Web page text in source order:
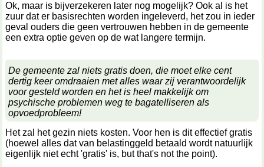
Ok, maar is bijverzekeren later nog mogelijk? Ook al is het
zuur dat er basisrechten worden ingeleverd, het zou in ieder
geval ouders die geen vertrouwen hebben in de gemeente
een extra optie geven op de wat langere termijn.
De gemeente zal niets gratis doen, die moet elke cent
dertig keer omdraaien met alles waar zij verantwoordelijk
voor gesteld worden en het is heel makkelijk om
psychische problemen weg te bagatelliseren als
opvoedprobleem!
Het zal het gezin niets kosten. Voor hen is dit effectief gratis
(hoewel alles dat van belastinggeld betaald wordt natuurlijk
eigenlijk niet echt 'gratis' is, but that's not the point).